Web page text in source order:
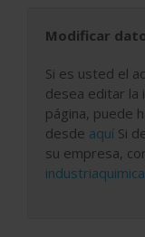
Modificar
Si es usted el
desea editar la
página, puede
desde aquí Si
su empresa,